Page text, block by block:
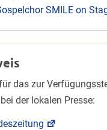
SMILE on
das zur
der lokalen Presse: